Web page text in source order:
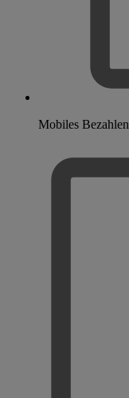
Mobiles Bezahlen